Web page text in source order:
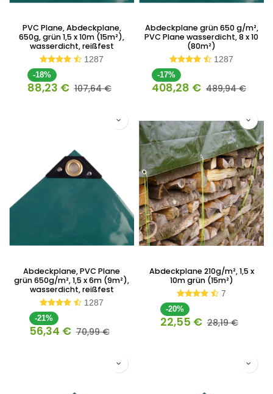
PVC Plane, Abdeckplane,
650g, grün 1,5 x 10m (15m²),
wasserdicht, reißfest
1287
-18%
88,23 € 107,64€
Abdeckplane grün 650 g/m²,
PVC Plane wasserdicht, 8 x 10
(80m²)
1287
-17%
408,28 € 489,94€
Abdeckplane, PVC Plane
grün 650g/m², 1,5 x 6m (9m²),
wasserdicht, reißfest
1287
-21%
56,34 € 70,99€
Abdeckplane 210g/m², 1,5 x
10m grün (15m²)
7
-20%
22,55 € 28,19€